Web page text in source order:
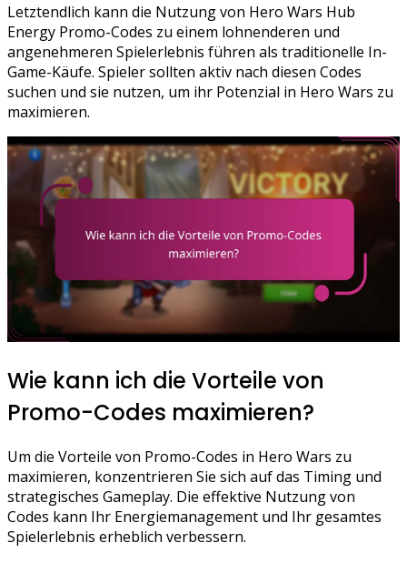
Letztendlich kann die Nutzung von Hero Wars Hub
Energy Promo-Codes zu einem lohnenderen und
angenehmeren Spielerlebnis führen als traditionelle In-
Game-Käufe. Spieler sollten aktiv nach diesen Codes
suchen und sie nutzen, um ihr Potenzial in Hero Wars zu
maximieren.
Wie kann ich die Vorteile von
Promo-Codes maximieren?
Um die Vorteile von Promo-Codes in Hero Wars zu
maximieren, konzentrieren Sie sich auf das Timing und
strategisches Gameplay. Die effektive Nutzung von
Codes kann Ihr Energiemanagement und Ihr gesamtes
Spielerlebnis erheblich verbessern.